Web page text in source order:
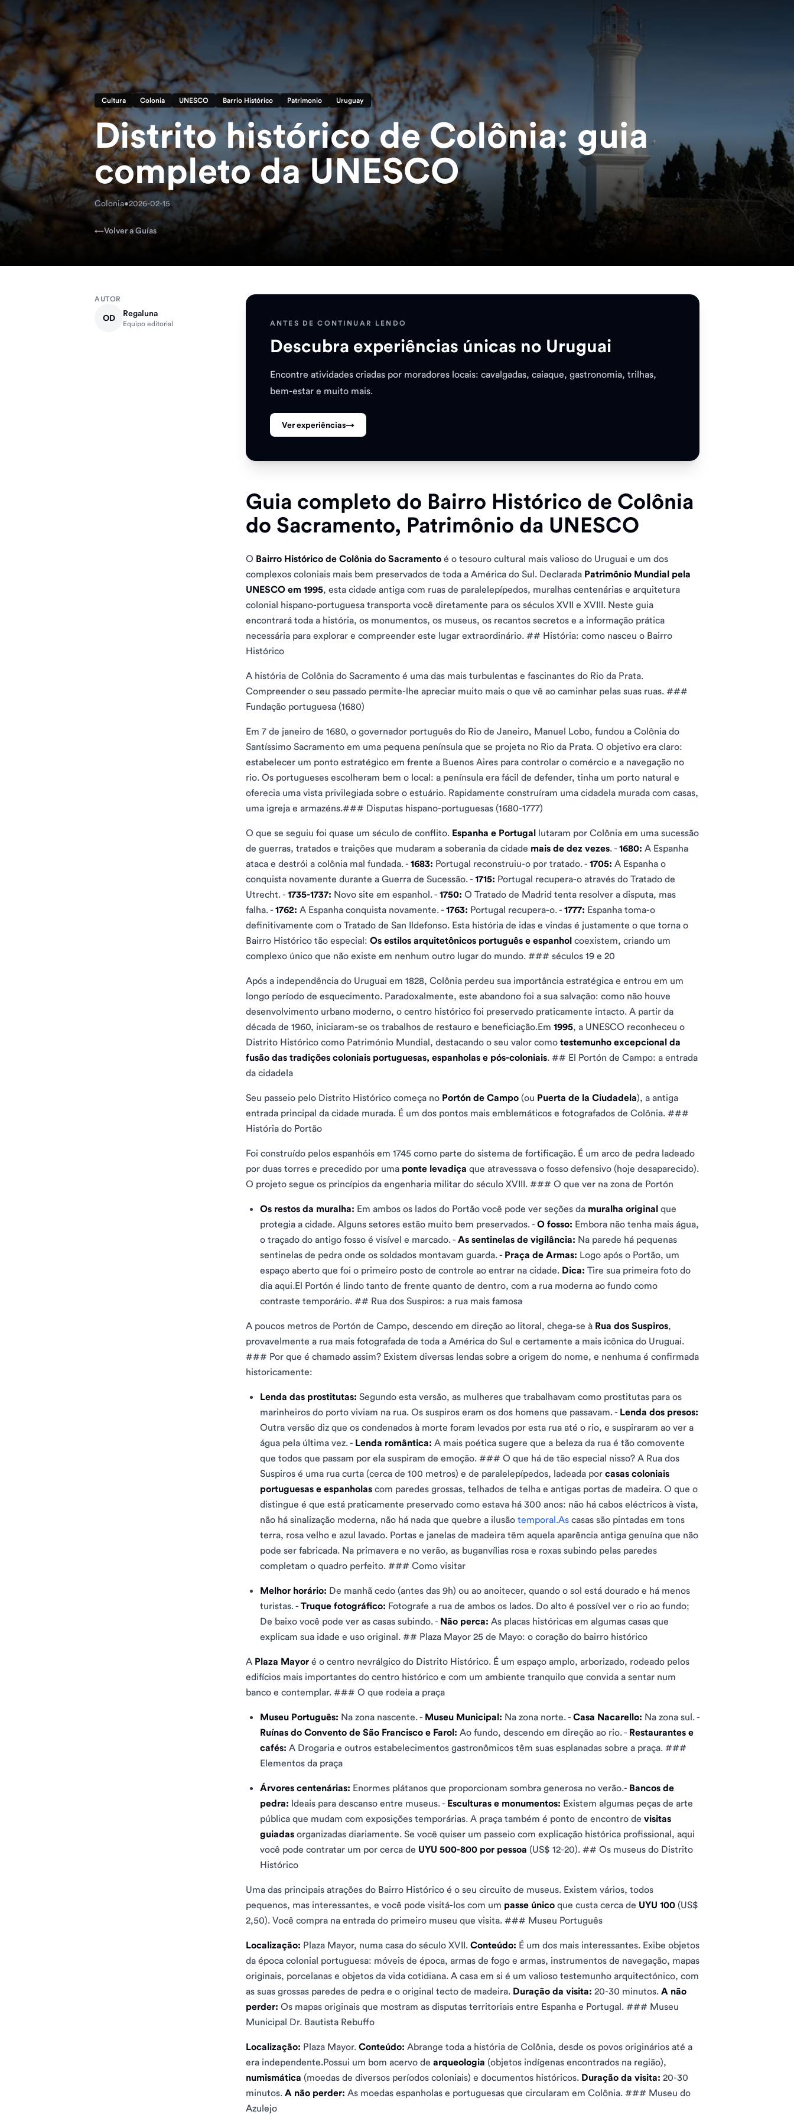
Cultura Colonia UNESCO Barrio Histórico Patrimonio Uruguay
Distrito histórico de Colônia: guia
completo da UNESCO
Colonia•2026-02-15
←Volver a Guías
AUTOR
OD Regaluna
Equipo editorial ANTES DE CONTINUAR LENDO
Descubra experiências únicas no Uruguai
Encontre atividades criadas por moradores locais: cavalgadas, caiaque, gastronomia, trilhas,
bem-estar e muito mais.
Ver experiências→
Guia completo do Bairro Histórico de Colônia
do Sacramento, Patrimônio da UNESCO
O Bairro Histórico de Colônia do Sacramento é o tesouro cultural mais valioso do Uruguai e um dos
complexos coloniais mais bem preservados de toda a América do Sul. Declarada Patrimônio Mundial pela
UNESCO em 1995, esta cidade antiga com ruas de paralelepípedos, muralhas centenárias e arquitetura
colonial hispano-portuguesa transporta você diretamente para os séculos XVII e XVIII. Neste guia
encontrará toda a história, os monumentos, os museus, os recantos secretos e a informação prática
necessária para explorar e compreender este lugar extraordinário. ## História: como nasceu o Bairro
Histórico
A história de Colônia do Sacramento é uma das mais turbulentas e fascinantes do Rio da Prata.
Compreender o seu passado permite-lhe apreciar muito mais o que vê ao caminhar pelas suas ruas. ###
Fundação portuguesa (1680)
Em 7 de janeiro de 1680, o governador português do Rio de Janeiro, Manuel Lobo, fundou a Colônia do
Santíssimo Sacramento em uma pequena península que se projeta no Rio da Prata. O objetivo era claro:
estabelecer um ponto estratégico em frente a Buenos Aires para controlar o comércio e a navegação no
rio. Os portugueses escolheram bem o local: a península era fácil de defender, tinha um porto natural e
oferecia uma vista privilegiada sobre o estuário. Rapidamente construíram uma cidadela murada com casas,
uma igreja e armazéns.### Disputas hispano-portuguesas (1680-1777)
O que se seguiu foi quase um século de conflito. Espanha e Portugal lutaram por Colônia em uma sucessão
de guerras, tratados e traições que mudaram a soberania da cidade mais de dez vezes. - 1680: A Espanha
ataca e destrói a colônia mal fundada. - 1683: Portugal reconstruiu-o por tratado. - 1705: A Espanha o
conquista novamente durante a Guerra de Sucessão. - 1715: Portugal recupera-o através do Tratado de
Utrecht. - 1735-1737: Novo site em espanhol. - 1750: O Tratado de Madrid tenta resolver a disputa, mas
falha. - 1762: A Espanha conquista novamente. - 1763: Portugal recupera-o. - 1777: Espanha toma-o
definitivamente com o Tratado de San Ildefonso. Esta história de idas e vindas é justamente o que torna o
Bairro Histórico tão especial: Os estilos arquitetônicos português e espanhol coexistem, criando um
complexo único que não existe em nenhum outro lugar do mundo. ### séculos 19 e 20
Após a independência do Uruguai em 1828, Colônia perdeu sua importância estratégica e entrou em um
longo período de esquecimento. Paradoxalmente, este abandono foi a sua salvação: como não houve
desenvolvimento urbano moderno, o centro histórico foi preservado praticamente intacto. A partir da
década de 1960, iniciaram-se os trabalhos de restauro e beneficiação.Em 1995, a UNESCO reconheceu o
Distrito Histórico como Património Mundial, destacando o seu valor como testemunho excepcional da
fusão das tradições coloniais portuguesas, espanholas e pós-coloniais. ## El Portón de Campo: a entrada
da cidadela
Seu passeio pelo Distrito Histórico começa no Portón de Campo (ou Puerta de la Ciudadela), a antiga
entrada principal da cidade murada. É um dos pontos mais emblemáticos e fotografados de Colônia. ###
História do Portão
Foi construído pelos espanhóis em 1745 como parte do sistema de fortificação. É um arco de pedra ladeado
por duas torres e precedido por uma ponte levadiça que atravessava o fosso defensivo (hoje desaparecido).
O projeto segue os princípios da engenharia militar do século XVIII. ### O que ver na zona de Portón
Os restos da muralha: Em ambos os lados do Portão você pode ver seções da muralha original que
protegia a cidade. Alguns setores estão muito bem preservados. - O fosso: Embora não tenha mais água,
o traçado do antigo fosso é visível e marcado. - As sentinelas de vigilância: Na parede há pequenas
sentinelas de pedra onde os soldados montavam guarda. - Praça de Armas: Logo após o Portão, um
espaço aberto que foi o primeiro posto de controle ao entrar na cidade. Dica: Tire sua primeira foto do
dia aqui.El Portón é lindo tanto de frente quanto de dentro, com a rua moderna ao fundo como
contraste temporário. ## Rua dos Suspiros: a rua mais famosa
A poucos metros de Portón de Campo, descendo em direção ao litoral, chega-se à Rua dos Suspiros,
provavelmente a rua mais fotografada de toda a América do Sul e certamente a mais icônica do Uruguai.
### Por que é chamado assim? Existem diversas lendas sobre a origem do nome, e nenhuma é confirmada
historicamente:
Lenda das prostitutas: Segundo esta versão, as mulheres que trabalhavam como prostitutas para os
marinheiros do porto viviam na rua. Os suspiros eram os dos homens que passavam. - Lenda dos presos:
Outra versão diz que os condenados à morte foram levados por esta rua até o rio, e suspiraram ao ver a
água pela última vez. - Lenda romântica: A mais poética sugere que a beleza da rua é tão comovente
que todos que passam por ela suspiram de emoção. ### O que há de tão especial nisso? A Rua dos
Suspiros é uma rua curta (cerca de 100 metros) e de paralelepípedos, ladeada por casas coloniais
portuguesas e espanholas com paredes grossas, telhados de telha e antigas portas de madeira. O que o
distingue é que está praticamente preservado como estava há 300 anos: não há cabos eléctricos à vista,
não há sinalização moderna, não há nada que quebre a ilusão temporal.As casas são pintadas em tons
terra, rosa velho e azul lavado. Portas e janelas de madeira têm aquela aparência antiga genuína que não
pode ser fabricada. Na primavera e no verão, as buganvílias rosa e roxas subindo pelas paredes
completam o quadro perfeito. ### Como visitar
Melhor horário: De manhã cedo (antes das 9h) ou ao anoitecer, quando o sol está dourado e há menos
turistas. - Truque fotográfico: Fotografe a rua de ambos os lados. Do alto é possível ver o rio ao fundo;
De baixo você pode ver as casas subindo. - Não perca: As placas históricas em algumas casas que
explicam sua idade e uso original. ## Plaza Mayor 25 de Mayo: o coração do bairro histórico
A Plaza Mayor é o centro nevrálgico do Distrito Histórico. É um espaço amplo, arborizado, rodeado pelos
edifícios mais importantes do centro histórico e com um ambiente tranquilo que convida a sentar num
banco e contemplar. ### O que rodeia a praça
Museu Português: Na zona nascente. - Museu Municipal: Na zona norte. - Casa Nacarello: Na zona sul. -
Ruínas do Convento de São Francisco e Farol: Ao fundo, descendo em direção ao rio. - Restaurantes e
cafés: A Drogaria e outros estabelecimentos gastronômicos têm suas esplanadas sobre a praça. ###
Elementos da praça
Árvores centenárias: Enormes plátanos que proporcionam sombra generosa no verão.- Bancos de
pedra: Ideais para descanso entre museus. - Esculturas e monumentos: Existem algumas peças de arte
pública que mudam com exposições temporárias. A praça também é ponto de encontro de visitas
guiadas organizadas diariamente. Se você quiser um passeio com explicação histórica profissional, aqui
você pode contratar um por cerca de UYU 500-800 por pessoa (US$ 12-20). ## Os museus do Distrito
Histórico
Uma das principais atrações do Bairro Histórico é o seu circuito de museus. Existem vários, todos
pequenos, mas interessantes, e você pode visitá-los com um passe único que custa cerca de UYU 100 (US$
2,50). Você compra na entrada do primeiro museu que visita. ### Museu Português
Localização: Plaza Mayor, numa casa do século XVII. Conteúdo: É um dos mais interessantes. Exibe objetos
da época colonial portuguesa: móveis de época, armas de fogo e armas, instrumentos de navegação, mapas
originais, porcelanas e objetos da vida cotidiana. A casa em si é um valioso testemunho arquitectónico, com
as suas grossas paredes de pedra e o original tecto de madeira. Duração da visita: 20-30 minutos. A não
perder: Os mapas originais que mostram as disputas territoriais entre Espanha e Portugal. ### Museu
Municipal Dr. Bautista Rebuffo
Localização: Plaza Mayor. Conteúdo: Abrange toda a história de Colônia, desde os povos originários até a
era independente.Possui um bom acervo de arqueologia (objetos indígenas encontrados na região),
numismática (moedas de diversos períodos coloniais) e documentos históricos. Duração da visita: 20-30
minutos. A não perder: As moedas espanholas e portuguesas que circularam em Colônia. ### Museu do
Azulejo